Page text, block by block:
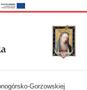
Gorzowskiej